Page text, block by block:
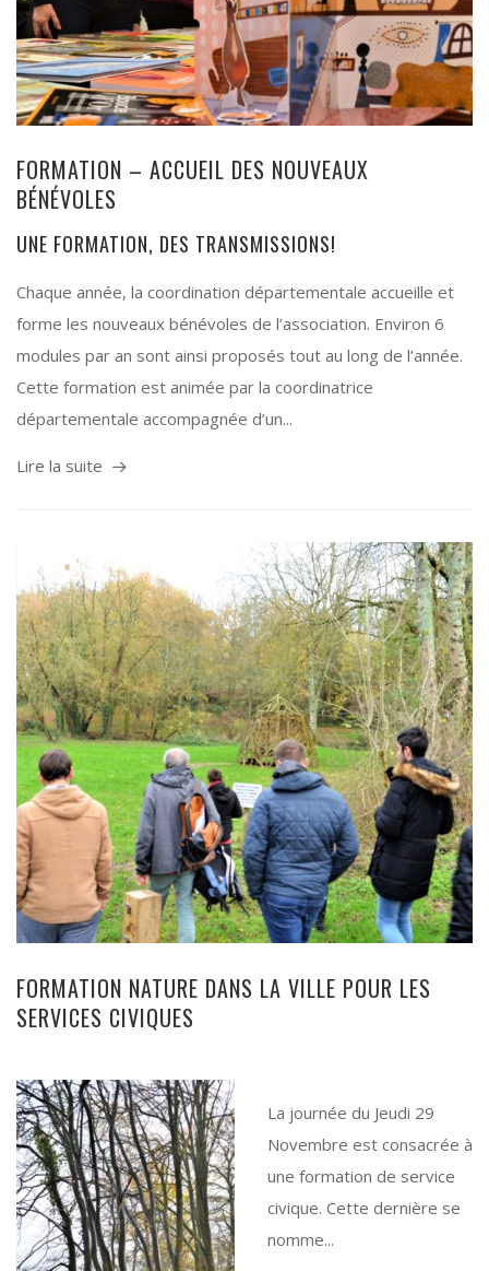
FORMATION – ACCUEIL DES NOUVEAUX
BÉNÉVOLES
UNE FORMATION, DES TRANSMISSIONS!
Chaque année, la coordination départementale accueille et
forme les nouveaux bénévoles de l’association. Environ 6
modules par an sont ainsi proposés tout au long de l’année.
Cette formation est animée par la coordinatrice
départementale accompagnée d’un...
Lire la suite
FORMATION NATURE DANS LA VILLE POUR LES
SERVICES CIVIQUES
La journée du Jeudi 29
Novembre est consacrée à
une formation de service
civique. Cette dernière se
nomme...